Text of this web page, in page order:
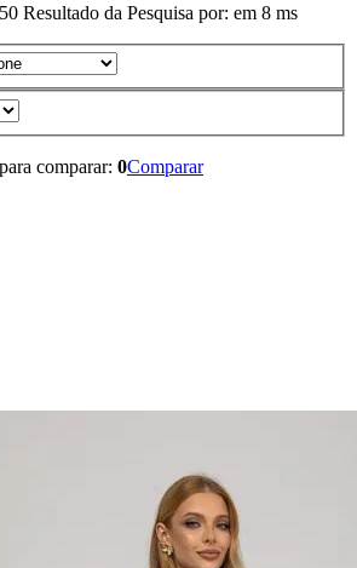
50 Resultado da Pesquisa por: em 8 ms
comparar: 0Comparar